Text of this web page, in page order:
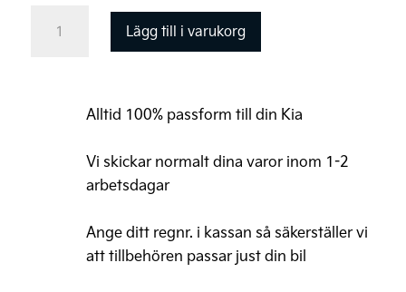
priset
var:
priset
är:
Lägg till i varukorg
Alltid 100% passform till din Kia
Vi skickar normalt dina varor inom 1-2
arbetsdagar
Ange ditt regnr. i kassan så säkerställer vi
att tillbehören passar just din bil